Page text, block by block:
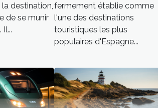
destination,
de se munir
fermement établie comme
l'une des destinations
touristiques les plus
populaires d'Espagne...